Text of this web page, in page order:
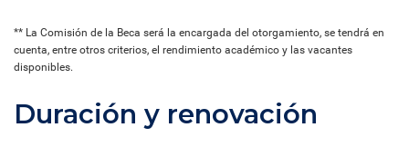
** La Comisión de la Beca será la encargada del otorgamiento, se tendrá en
cuenta, entre otros criterios, el rendimiento académico y las vacantes
disponibles.
Duración y renovación